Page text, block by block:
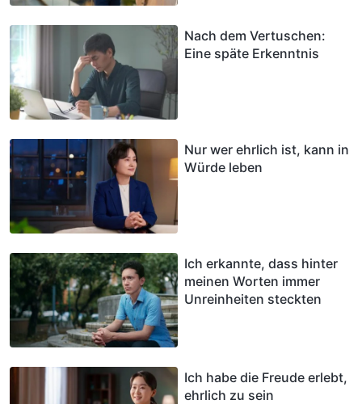
Nach dem Vertuschen:
Eine späte Erkenntnis
Nur wer ehrlich ist, kann in
Würde leben
Ich erkannte, dass hinter
meinen Worten immer
Unreinheiten steckten
Ich habe die Freude erlebt,
ehrlich zu sein